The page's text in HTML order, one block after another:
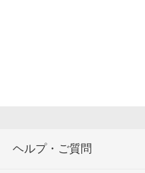
ヘルプ・ご質問